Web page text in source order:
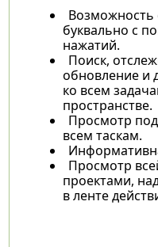
Возможность
буквально с
нажатий.
Поиск,
обновление и
ко всем
пространстве.
Просмотр
всем таскам.
Просмотр
проектами,
в ленте